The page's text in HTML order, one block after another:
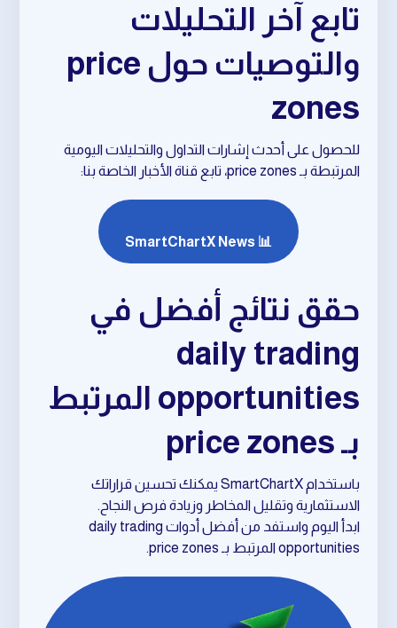
تابع آخر التحليلات
والتوصيات حول price
zones
للحصول على أحدث إشارات التداول والتحليلات اليومية
المرتبطة بـ price zones، تابع قناة الأخبار الخاصة بنا:
📊 SmartChartX News
حقق نتائج أفضل في
daily trading
opportunities المرتبط
بـ price zones
باستخدام SmartChartX يمكنك تحسين قراراتك
الاستثمارية وتقليل المخاطر وزيادة فرص النجاح.
ابدأ اليوم واستفد من أفضل أدوات daily trading
opportunities المرتبط بـ price zones.